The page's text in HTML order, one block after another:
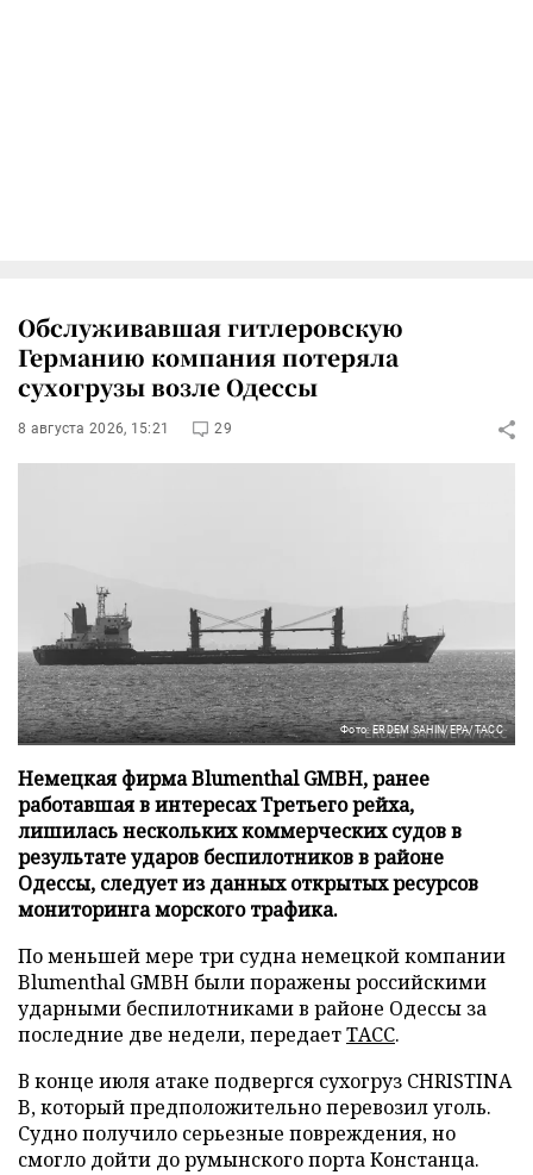
Обслуживавшая гитлеровскую
Германию компания потеряла
сухогрузы возле Одессы
8 августа 2026, 15:21 29
Фото: ERDEM SAHIN/EPA/ТАСС
Немецкая фирма Blumenthal GMBH, ранее
работавшая в интересах Третьего рейха,
лишилась нескольких коммерческих судов в
результате ударов беспилотников в районе
Одессы, следует из данных открытых ресурсов
мониторинга морского трафика.
По меньшей мере три судна немецкой компании
Blumenthal GMBH были поражены российскими
ударными беспилотниками в районе Одессы за
последние две недели, передаетТАСС.
В конце июля атаке подвергся сухогруз CHRISTINA
B, который предположительно перевозил уголь.
Судно получило серьезные повреждения, но
смогло дойти до румынского порта Констанца.